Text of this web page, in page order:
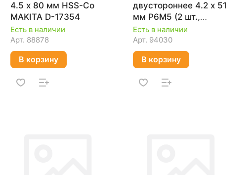
4.5 х 80 мм HSS-Co
MAKITA D-17354
Есть в наличии
Арт. 88878
В корзину
двустороннее 4.2 х 51
мм Р6М5 (2 шт.,
блистер) ПРАКТИКА
037-800
Есть в наличии
Арт. 94030
В корзину